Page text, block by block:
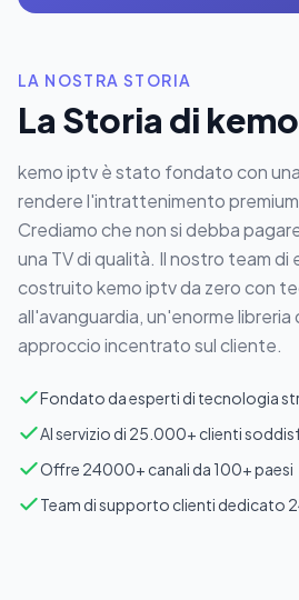
LA NOSTRA STORIA
La Storia di
kemo iptv è stato fondato con
rendere l'intrattenimento
Crediamo che non si debba
una TV di qualità. Il nostro team di
costruito kemo iptv da zero con
all'avanguardia, un'enorme
approccio incentrato sul cliente.
Fondato da esperti di tecnologia
Al servizio di 25.000+ clienti
Offre 24000+ canali da 100+ paesi
Team di supporto clienti dedicato